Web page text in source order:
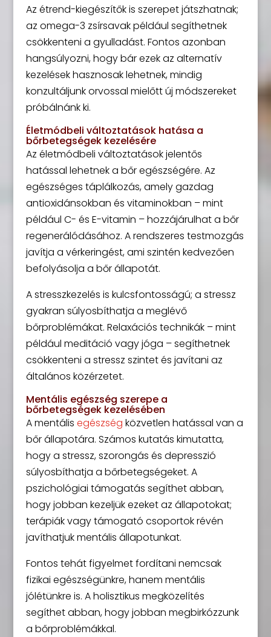
Az étrend-kiegészítők is szerepet játszhatnak;
az omega-3 zsírsavak például segíthetnek
csökkenteni a gyulladást. Fontos azonban
hangsúlyozni, hogy bár ezek az alternatív
kezelések hasznosak lehetnek, mindig
konzultáljunk orvossal mielőtt új módszereket
próbálnánk ki.
Életmódbeli változtatások hatása a
bőrbetegségek kezelésére
Az életmódbeli változtatások jelentős
hatással lehetnek a bőr egészségére. Az
egészséges táplálkozás, amely gazdag
antioxidánsokban és vitaminokban – mint
például C- és E-vitamin – hozzájárulhat a bőr
regenerálódásához. A rendszeres testmozgás
javítja a vérkeringést, ami szintén kedvezően
befolyásolja a bőr állapotát.
A stresszkezelés is kulcsfontosságú; a stressz
gyakran súlyosbíthatja a meglévő
bőrproblémákat. Relaxációs technikák – mint
például meditáció vagy jóga – segíthetnek
csökkenteni a stressz szintet és javítani az
általános közérzetet.
Mentális egészség szerepe a
bőrbetegségek kezelésében
A mentális egészség közvetlen hatással van a
bőr állapotára. Számos kutatás kimutatta,
hogy a stressz, szorongás és depresszió
súlyosbíthatja a bőrbetegségeket. A
pszichológiai támogatás segíthet abban,
hogy jobban kezeljük ezeket az állapotokat;
terápiák vagy támogató csoportok révén
javíthatjuk mentális állapotunkat.
Fontos tehát figyelmet fordítani nemcsak
fizikai egészségünkre, hanem mentális
jólétünkre is. A holisztikus megközelítés
segíthet abban, hogy jobban megbirkózzunk
a bőrproblémákkal.